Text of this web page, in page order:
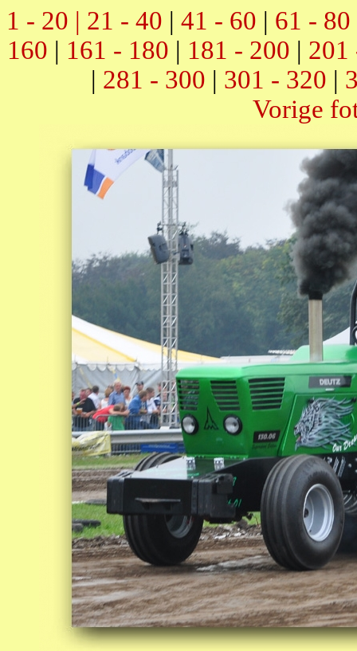
1 - 20 | 21 - 40 | 41 - 60 | 61 - 80
160 | 161 - 180 | 181 - 200 | 201
| 281 - 300 | 301 - 320 |
Vorige